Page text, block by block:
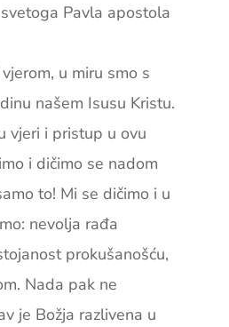
Pavla apostola
u miru smo s
našem Isusu Kristu.
vjeri i pristup u ovu
i dičimo se nadom
to! Mi se dičimo i u
nevolja rađa
prokušanošću,
Nada pak ne
je Božja razlivena u